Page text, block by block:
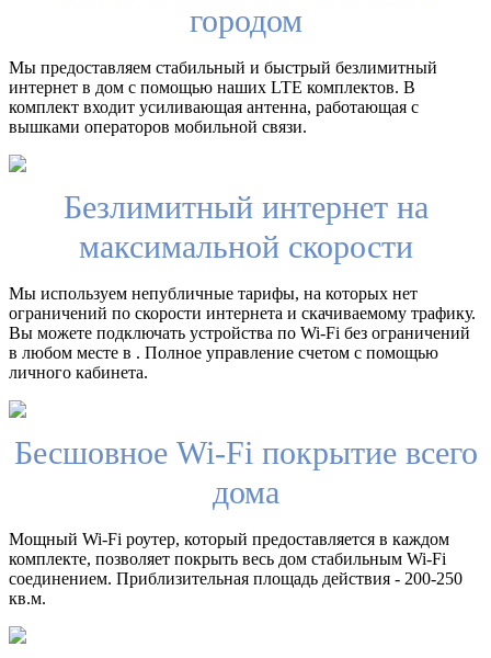
городом
Мы предоставляем стабильный и быстрый безлимитный
интернет в дом с помощью наших LTE комплектов. В
комплект входит усиливающая антенна, работающая с
вышками операторов мобильной связи.
Безлимитный интернет на
максимальной скорости
Мы используем непубличные тарифы, на которых нет
ограничений по скорости интернета и скачиваемому трафику.
Вы можете подключать устройства по Wi-Fi без ограничений
в любом месте в . Полное управление счетом с помощью
личного кабинета.
Бесшовное Wi-Fi покрытие всего
дома
Мощный Wi-Fi роутер, который предоставляется в каждом
комплекте, позволяет покрыть весь дом стабильным Wi-Fi
соединением. Приблизительная площадь действия - 200-250
кв.м.